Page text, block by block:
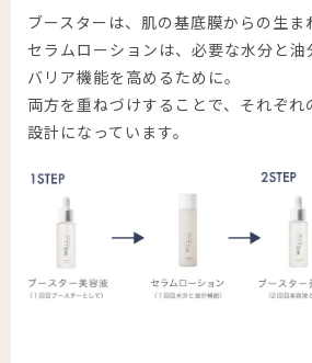
ブースターは、肌の基底膜からの生ま
セラムローションは、必要な水分と油
バリア機能を高めるために。
両方を重ねづけすることで、それぞれ
設計になっています。